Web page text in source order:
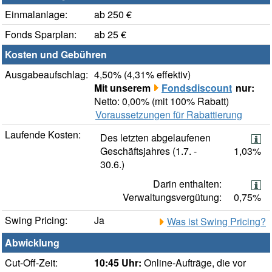
Einmalanlage:
ab 250 €
Fonds Sparplan:
ab 25 €
Kosten und Gebühren
Ausgabeaufschlag: 4,50% (4,31% effektiv)
Mit unserem
Fondsdiscount nur:
Netto: 0,00% (mit 100% Rabatt)
Voraussetzungen für Rabattierung
Laufende Kosten:
Des letzten abgelaufenen
Geschäftsjahres (1.7. -
30.6.)
1,03%
Darin enthalten:
Verwaltungsvergütung:
0,75%
Swing Pricing:
Ja
Was ist Swing Pricing?
Abwicklung
Cut-Off-Zeit:
10:45 Uhr: Online-Aufträge, die vor